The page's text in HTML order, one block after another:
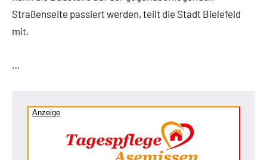
Straßenseite passiert werden, teilt die Stadt Bielefeld
mit.
…
Anzeige